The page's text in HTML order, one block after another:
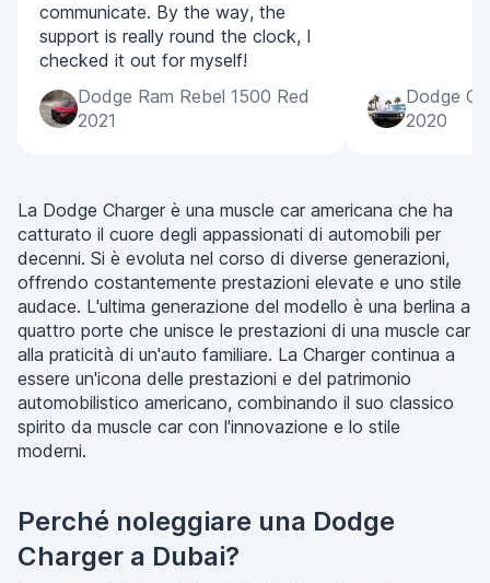
communicate. By the way, the
support is really round the clock, I
checked it out for myself!
Dodge Ram Rebel 1500 Red
2021
Dodge
2020
La Dodge Charger è una muscle car americana che ha
catturato il cuore degli appassionati di automobili per
decenni. Si è evoluta nel corso di diverse generazioni,
offrendo costantemente prestazioni elevate e uno stile
audace. L'ultima generazione del modello è una berlina a
quattro porte che unisce le prestazioni di una muscle car
alla praticità di un'auto familiare. La Charger continua a
essere un'icona delle prestazioni e del patrimonio
automobilistico americano, combinando il suo classico
spirito da muscle car con l'innovazione e lo stile
moderni.
Perché noleggiare una Dodge
Charger a Dubai?